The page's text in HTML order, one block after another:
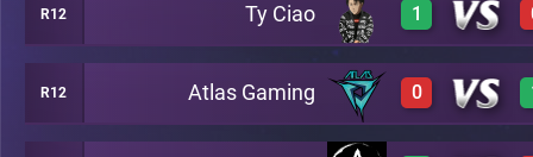
0 A13
R12 Ty Ciao 1
3 A13
R12 Atlas Gaming 0